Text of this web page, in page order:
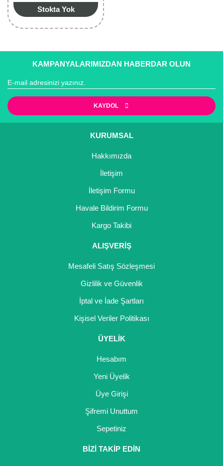
Stokta Yok
KAMPANYALARIMIZDAN HABERDAR OLUN
KAYDOL
KURUMSAL
Hakkımızda
İletişim
İletişim Formu
Havale Bildirim Formu
Kargo Takibi
ALIŞVERİŞ
Mesafeli Satış Sözleşmesi
Gizlilik ve Güvenlik
İptal ve İade Şartları
Kişisel Veriler Politikası
ÜYELİK
Hesabım
Yeni Üyelik
Üye Girişi
Şifremi Unuttum
Sepetiniz
BİZİ TAKİP EDİN